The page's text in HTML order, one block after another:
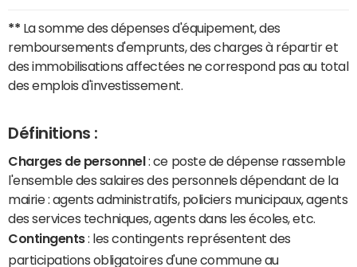
** La somme des dépenses d'équipement, des
remboursements d'emprunts, des charges à répartir et
des immobilisations affectées ne correspond pas au total
des emplois d'investissement.
Définitions :
Charges de personnel : ce poste de dépense rassemble
l'ensemble des salaires des personnels dépendant de la
mairie : agents administratifs, policiers municipaux, agents
des services techniques, agents dans les écoles, etc.
Contingents: les contingents représentent des
participations obligatoires d'une commune au